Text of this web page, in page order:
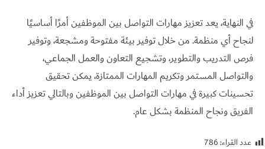
في النهاية، يعد تعزيز مهارات التواصل بين الموظفين أمرًا أساسيًا
لنجاح أي منظمة. من خلال توفير بيئة مفتوحة ومشجعة، وتوفير
فرص التدريب والتطوير، وتشجيع التعاون والعمل الجماعي،
والتواصل المستمر وتكريم المهارات الممتازة، يمكن تحقيق
تحسينات كبيرة في مهارات التواصل بين الموظفين وبالتالي تعزيز أداء
الفريق ونجاح المنظمة بشكل عام.
عدد القراء:786